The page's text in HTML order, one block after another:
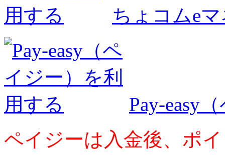
ちょコムe
Pay-easy
ペイジーは入金後、ポ